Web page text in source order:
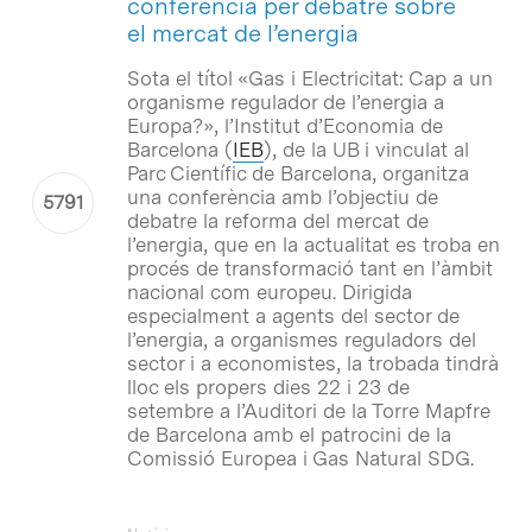
el mercat de l’energia
Sota el títol «Gas i Electricitat: Cap a un
organisme regulador de l’energia a
Europa?», l’Institut d’Economia de
Barcelona (IEB), de la UB i vinculat al
Parc Científic de Barcelona, organitza
una conferència amb l’objectiu de
debatre la reforma del mercat de
l’energia, que en la actualitat es troba en
procés de transformació tant en l’àmbit
nacional com europeu. Dirigida
especialment a agents del sector de
l’energia, a organismes reguladors del
sector i a economistes, la trobada tindrà
lloc els propers dies 22 i 23 de
setembre a l’Auditori de la Torre Mapfre
de Barcelona amb el patrocini de la
Comissió Europea i Gas Natural SDG.